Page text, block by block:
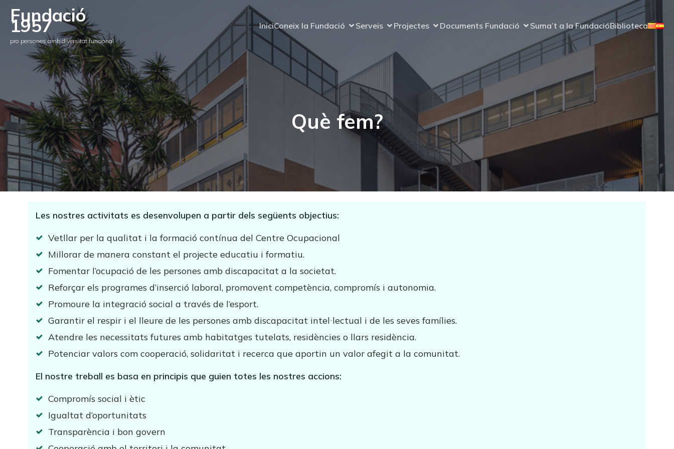
Fundació
1957
pro persones amb diversitat funcional
IniciConeix la Fundació Serveis Projectes Documents Fundació Suma’t a la FundacióBiblioteca
Què fem?
Les nostres activitats es desenvolupen a partir dels següents objectius:
Vetllar per la qualitat i la formació contínua del Centre Ocupacional
Millorar de manera constant el projecte educatiu i formatiu.
Fomentar l’ocupació de les persones amb discapacitat a la societat.
Reforçar els programes d’inserció laboral, promovent competència, compromís i autonomia.
Promoure la integració social a través de l’esport.
Garantir el respir i el lleure de les persones amb discapacitat intel·lectual i de les seves famílies.
Atendre les necessitats futures amb habitatges tutelats, residències o llars residència.
Potenciar valors com cooperació, solidaritat i recerca que aportin un valor afegit a la comunitat.
El nostre treball es basa en principis que guien totes les nostres accions:
Compromís social i ètic
Igualtat d’oportunitats
Transparència i bon govern